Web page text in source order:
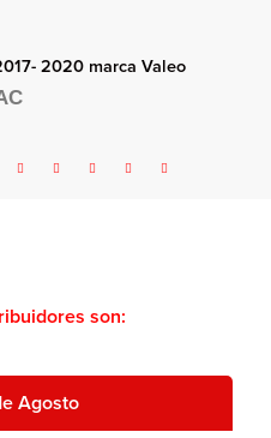
2020 marca Valeo
son:
Agosto